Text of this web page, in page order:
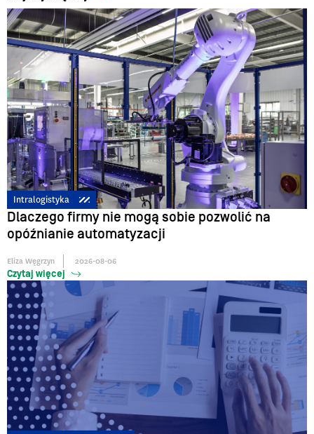
Intralogistyka
Dlaczego firmy nie mogą sobie pozwolić na
opóźnianie automatyzacji
Eliza Węgrzyn 2026-08-06
Czytaj więcej